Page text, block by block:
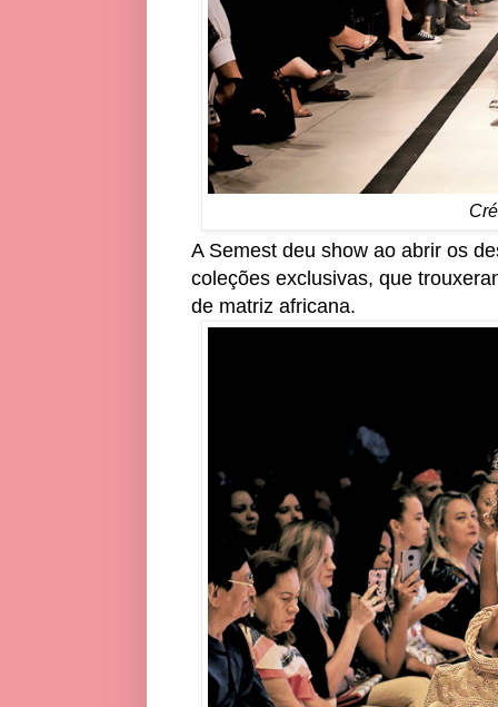
A Semest deu show ao abrir os
coleções exclusivas, que
de matriz africana.